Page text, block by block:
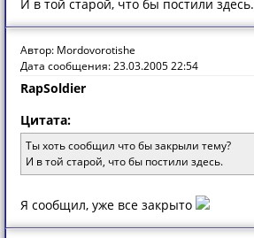
И в той старой, что бы постили здесь.
Автор: Mordovorotishe
Дата сообщения: 23.03.2005 22:54
RapSoldier
Цитата:
Ты хоть сообщил что бы закрыли тему?
И в той старой, что бы постили здесь.
Я сообщил, уже все закрыто